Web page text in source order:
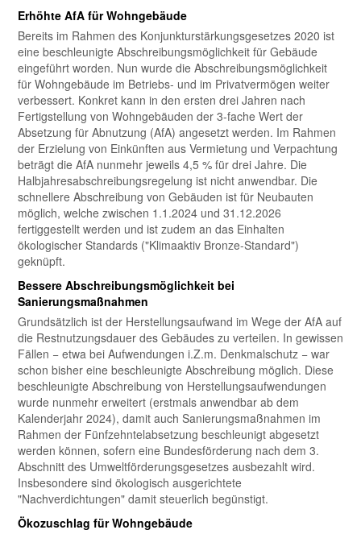
Erhöhte AfA für Wohngebäude
Bereits im Rahmen des Konjunkturstärkungsgesetzes 2020 ist
eine beschleunigte Abschreibungsmöglichkeit für Gebäude
eingeführt worden. Nun wurde die Abschreibungsmöglichkeit
für Wohngebäude im Betriebs- und im Privatvermögen weiter
verbessert. Konkret kann in den ersten drei Jahren nach
Fertigstellung von Wohngebäuden der 3-fache Wert der
Absetzung für Abnutzung (AfA) angesetzt werden. Im Rahmen
der Erzielung von Einkünften aus Vermietung und Verpachtung
beträgt die AfA nunmehr jeweils 4,5 % für drei Jahre. Die
Halbjahresabschreibungsregelung ist nicht anwendbar. Die
schnellere Abschreibung von Gebäuden ist für Neubauten
möglich, welche zwischen 1.1.2024 und 31.12.2026
fertiggestellt werden und ist zudem an das Einhalten
ökologischer Standards ("Klimaaktiv Bronze-Standard")
geknüpft.
Bessere Abschreibungsmöglichkeit bei
Sanierungsmaßnahmen
Grundsätzlich ist der Herstellungsaufwand im Wege der AfA auf
die Restnutzungsdauer des Gebäudes zu verteilen. In gewissen
Fällen − etwa bei Aufwendungen i.Z.m. Denkmalschutz − war
schon bisher eine beschleunigte Abschreibung möglich. Diese
beschleunigte Abschreibung von Herstellungsaufwendungen
wurde nunmehr erweitert (erstmals anwendbar ab dem
Kalenderjahr 2024), damit auch Sanierungsmaßnahmen im
Rahmen der Fünfzehntelabsetzung beschleunigt abgesetzt
werden können, sofern eine Bundesförderung nach dem 3.
Abschnitt des Umweltförderungsgesetzes ausbezahlt wird.
Insbesondere sind ökologisch ausgerichtete
"Nachverdichtungen" damit steuerlich begünstigt.
Ökozuschlag für Wohngebäude